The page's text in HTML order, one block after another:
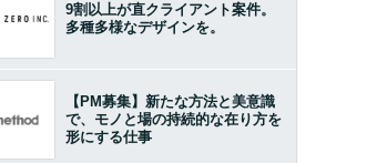
9割以上が直クライアント案件。
多種多様なデザインを。
【PM募集】新たな方法と美意識
で、モノと場の持続的な在り方を
形にする仕事